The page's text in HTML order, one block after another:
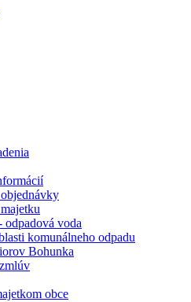
odpadová voda
komunálneho odpadu
Bohunka
obce